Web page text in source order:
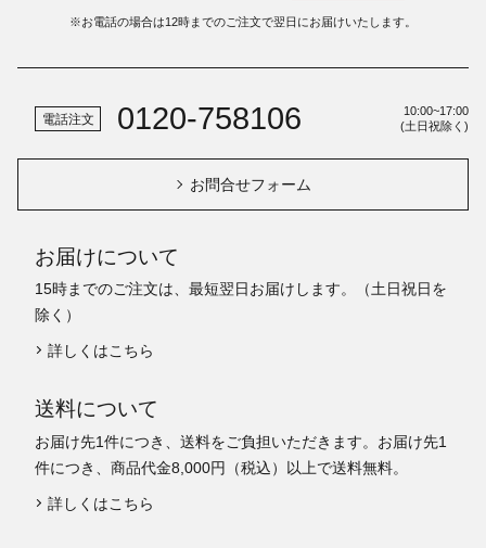
※お電話の場合は12時までのご注文で翌日にお届けいたします。
電話注文 0120-758106
10:00~17:00
(土日祝除く)
お問合せフォーム
お届けについて
15時までのご注文は、最短翌日お届けします。（土日祝日を
除く）
詳しくはこちら
送料について
お届け先1件につき、送料をご負担いただきます。お届け先1
件につき、商品代金8,000円（税込）以上で送料無料。
詳しくはこちら